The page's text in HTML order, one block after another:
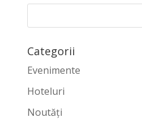
Categorii
Evenimente
Hoteluri
Noutăți